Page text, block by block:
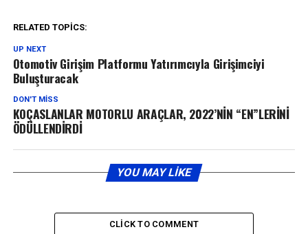
RELATED TOPICS:
UP NEXT
Otomotiv Girişim Platformu Yatırımcıyla Girişimciyi
Buluşturacak
DON'T MISS
KOÇASLANLAR MOTORLU ARAÇLAR, 2022’NİN “EN”LERİNİ
ÖDÜLLENDİRDİ
YOU MAY LIKE
CLICK TO COMMENT